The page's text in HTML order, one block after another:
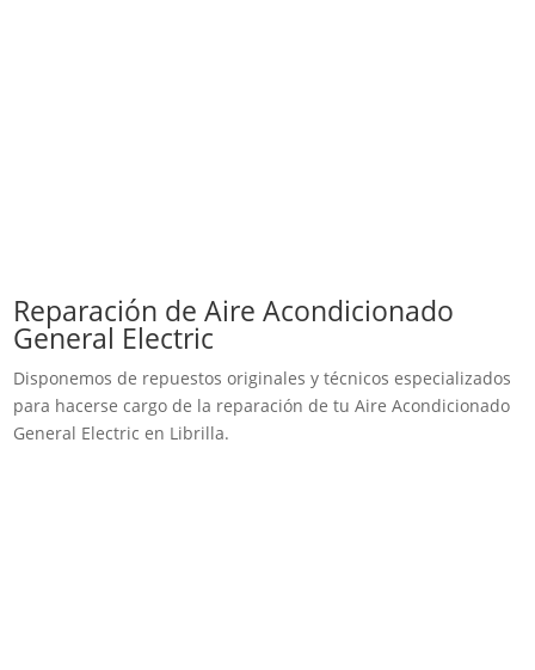
Reparación de Aire Acondicionado
General Electric
Disponemos de repuestos originales y técnicos especializados
para hacerse cargo de la reparación de tu Aire Acondicionado
General Electric en Librilla.